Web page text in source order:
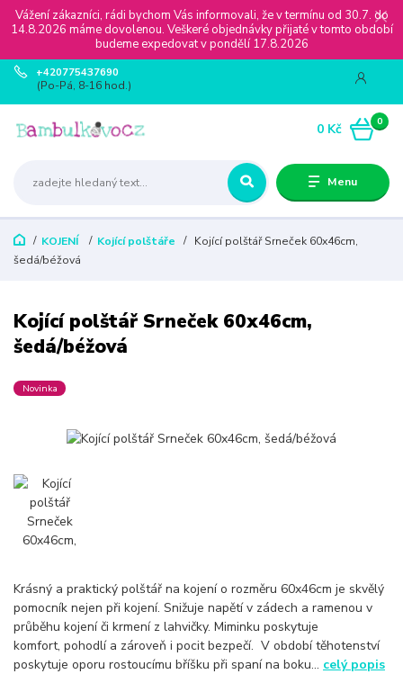
Vážení zákazníci, rádi bychom Vás informovali, že v termínu od 30.7. do
14.8.2026 máme dovolenou. Veškeré objednávky přijaté v tomto období
budeme expedovat v pondělí 17.8.2026
Menu
+420775437690
(Po-Pá, 8-16 hod.)
0
0 Kč
KOJENÍ Kojící polštáře
Kojící polštář Srneček 60x46cm,
šedá/béžová
Kojící polštář Srneček 60x46cm,
šedá/béžová
Novinka
Krásný a praktický polštář na kojení o rozměru 60x46cm je skvělý
pomocník nejen při kojení. Snižuje napětí v zádech a ramenou v
průběhu kojení či krmení z lahvičky. Miminku poskytuje
komfort, pohodlí a zároveň i pocit bezpečí. V období těhotenství
poskytuje oporu rostoucímu bříšku při spaní na boku... celý popis